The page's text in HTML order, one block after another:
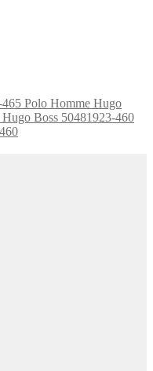
Polo Homme Hugo